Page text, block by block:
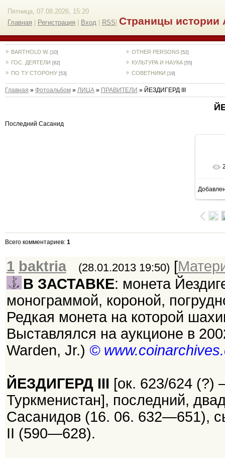
Пятница, 07.08.2026, 15:20
Главная
Регистрация Вход RSS Страницы истории
BARTHOLD W. [10] OTHER PERSONS [52]
ГОС. ДЕЯТЕЛИ [62] КУЛЬТУРА И НАУКА [55]
ПО ТУ СТОРОНУ [53] СОВЕТНИКИ [19]
Главная » Фотоальбом» ЛИЦА» ПРАВИТЕЛИ » ЙЕЗДИГЕРД III
Последний Сасанид
Всего комментариев: 1
1 baktria (28.01.2013 19:50) [
В ЗАСТАВКЕ: монета
монограммой, короной,
Редкая монета на которой
Выставлялся на аукционе в
Warden, Jr.) ©
ЙЕЗДИГЕРД III [ок. 623/624
Туркменистан], последний,
Сасанидов (16. 06. 632—651),
II (590—628).